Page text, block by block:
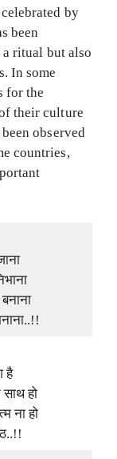
by
been
ritual but also
In some
for the
their culture
observed
countries,
है
हो
ना हो